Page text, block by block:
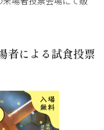
者による試食投票